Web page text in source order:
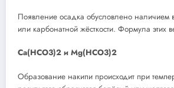
Появление осадка обусловлено наличием
или карбонатной жёсткости. Формула этих
Ca(HCO3)2 и Mg(HCO3)2
Образование накипи происходит при